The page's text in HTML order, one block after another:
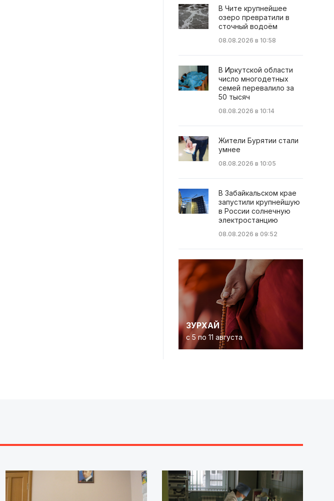
В Чите крупнейшее
озеро превратили в
сточный водоём
08.08.2026 в 10:58
В Иркутской области
число многодетных
семей перевалило за
50 тысяч
08.08.2026 в 10:14
Жители Бурятии стали
умнее
08.08.2026 в 10:05
В Забайкальском крае
запустили крупнейшую
в России солнечную
электростанцию
08.08.2026 в 09:52
ЗУРХАЙ
с 5 по 11 августа